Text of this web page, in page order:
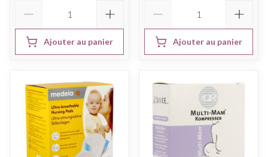
Ajouter au panier Ajouter au panier